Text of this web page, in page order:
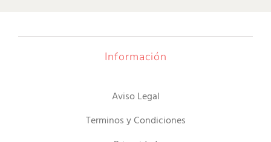
Información
Aviso Legal
Terminos y Condiciones